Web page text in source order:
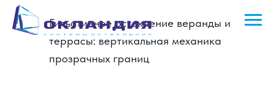
Гильотинное остекление веранды и
террасы: вертикальная механика
прозрачных границ